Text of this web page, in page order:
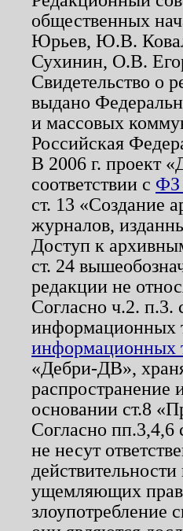
общественных
Юрьев, Ю.В.
Сухинин, О.В.
Свидетельство о
выдано
и массовых
Российская
В 2006 г. проект
соответствии с ФЗ
ст. 13 «Создание
журналов,
Доступ к
ст. 24
редакции не
Согласно ч.2. п.3.
информационных
информационных
«Дебри-ДВ»,
распространение
основании ст.8
Согласно
не несут
ущемляющих
злоупотребление